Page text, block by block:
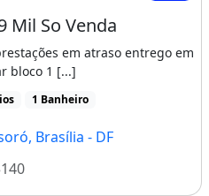
Mil So Venda
em atraso entrego em
bloco 1 [...]
1 Banheiro
Brasília - DF